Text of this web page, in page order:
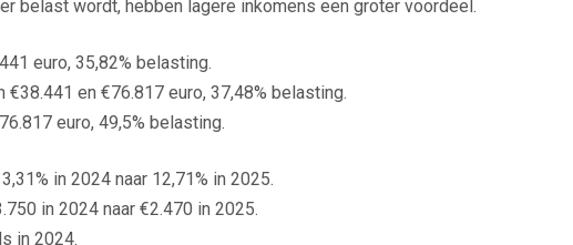
belast wordt, hebben lagere inkomens een groter voordeel.
euro, 35,82% belasting.
en €76.817 euro, 37,48% belasting.
euro, 49,5% belasting.
in 2024 naar 12,71% in 2025.
in 2024 naar €2.470 in 2025.
in 2024.